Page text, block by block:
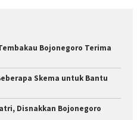
Bojonegoro Terima
Skema untuk Bantu
Disnakkan Bojonegoro